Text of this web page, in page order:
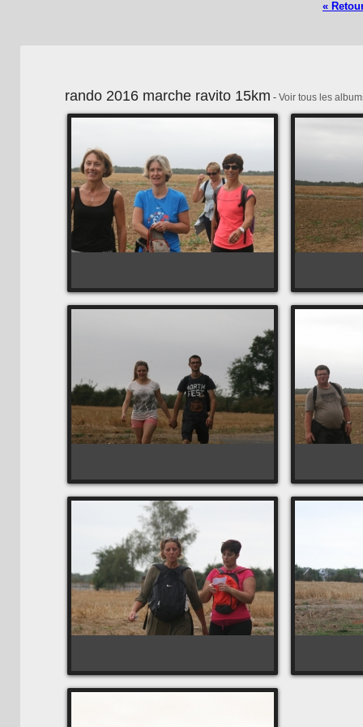
«
rando 2016 marche ravito 15km - Voir tous les